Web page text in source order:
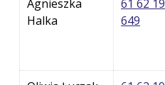
Agnieszka
Halka
61 62 19
649